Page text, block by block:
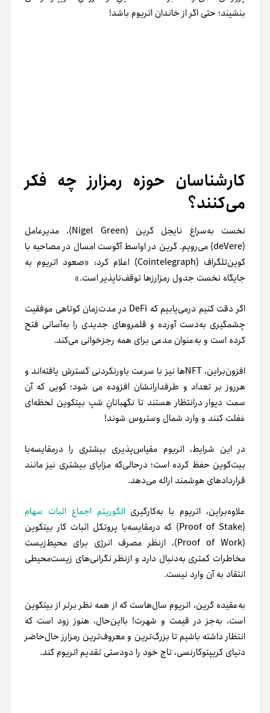
بنشیند؛ حتی اگر از خاندان اتریوم باشد!
کارشناسان حوزه رمزارز چه فکر
می‌کنند؟
نخست به‌سراغ نایجل گرین (Nigel Green)، مدیرعامل
(deVere) می‌رویم. گرین در اواسط آگوست امسال در مصاحبه با
کوین‌تلگراف (Cointelegraph) اعلام کرد: «صعود اتریوم به
جایگاه نخست جدول رمزارزها توقف‌ناپذیر است.»
اگر دقت کنیم درمی‌یابیم که DeFi در مدت‌زمان کوتاهی موفقیت
چشمگیری به‌دست آورده و قلمروهای جدیدی را به‌آسانی فتح
کرده است و به‌عنوان مدعی برای همه رجز‌خوانی می‌کند.
افزون‌براین، NFTها نیز با سرعت باورنکردنی گسترش یافته‌اند و
هرروز بر تعداد و طرفدارانشان افزوده می شود؛ گویی که آن
سمت دیوار درانتظار هستند تا نگهبانانِ شبِ بیتکوین لحظه‌ای
غفلت کنند و وارد شمال وستروس شوند!
در این شرایط، اتریوم مقیاس‌پذیری بیشتری را درمقایسه‌با
بیت‌کوین حفظ کرده است؛ درحالی‌که مزایای بیشتری نیز مانند
قراردادهای هوشمند ارائه می‌دهد.
علاوه‌براین، اتریوم با به‌کارگیریالگوریتم اجماع اثبات سهام
(Proof of Stake) که درمقایسه‌با پروتکل اثبات کار بیتکوین
(Proof of Work)، از‌نظر مصرف انرژی برای محیط‌زیست
مخاطرات کمتری به‌دنبال دارد و ازنظر نگرانی‌های زیست‌محیطی
انتقاد به آن وارد نیست.
به‌عقیده گرین، اتریوم سال‌هاست که از همه نظر برتر از بیتکوین
است، به‌جز در قیمت و شهرت! بااین‌حال، هنوز زود است که
انتظار داشته باشیم تا بزرگ‌ترین و معروف‌ترین رمزارز حال‌حاضر
دنیای کریپتوکارنسی، تاج خود را دودستی تقدیم اتریوم کند.